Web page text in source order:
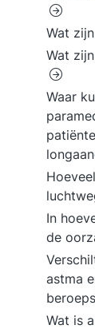
Wat
Wat
Waar
In
de
astma
Wat is